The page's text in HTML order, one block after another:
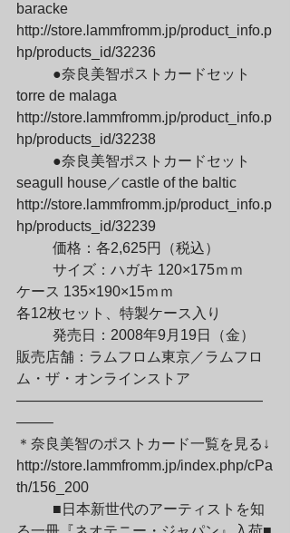
baracke
http://store.lammfromm.jp/product_info.p
hp/products_id/32236
torre de malaga
http://store.lammfromm.jp/product_info.p
hp/products_id/32238
seagull house／castle of the baltic
http://store.lammfromm.jp/product_info.p
hp/products_id/32239
	価格：各2,625円（税込）
ケース 135×190×15ｍｍ
各12枚セット、特製ケース入り
販売店舗：ラムフロム東京／ラムフロ
ム・ザ・オンラインストア
—————————————————
——–
＊奈良美智のポストカード一覧を見る↓
http://store.lammfromm.jp/index.php/cPa
th/156_200